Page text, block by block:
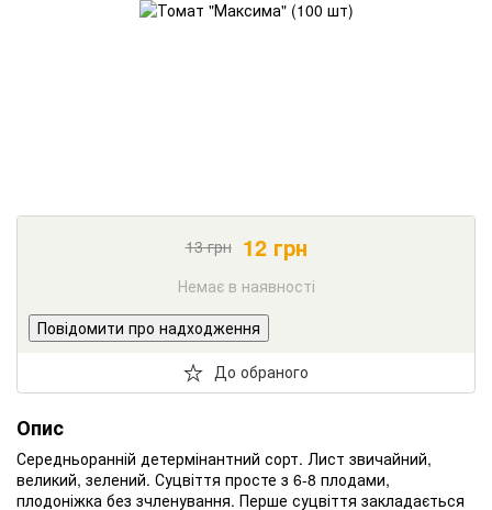
13грн 12грн
Немає в наявності
Повідомити про надходження
До обраного
Опис
Середньоранній детермінантний сорт. Лист звичайний,
великий, зелений. Суцвіття просте з 6-8 плодами,
плодоніжка без зчленування. Перше суцвіття закладається